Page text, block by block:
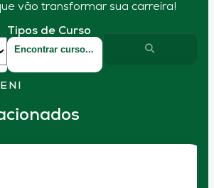
vão transformar sua carreira!
Tipos de Curso